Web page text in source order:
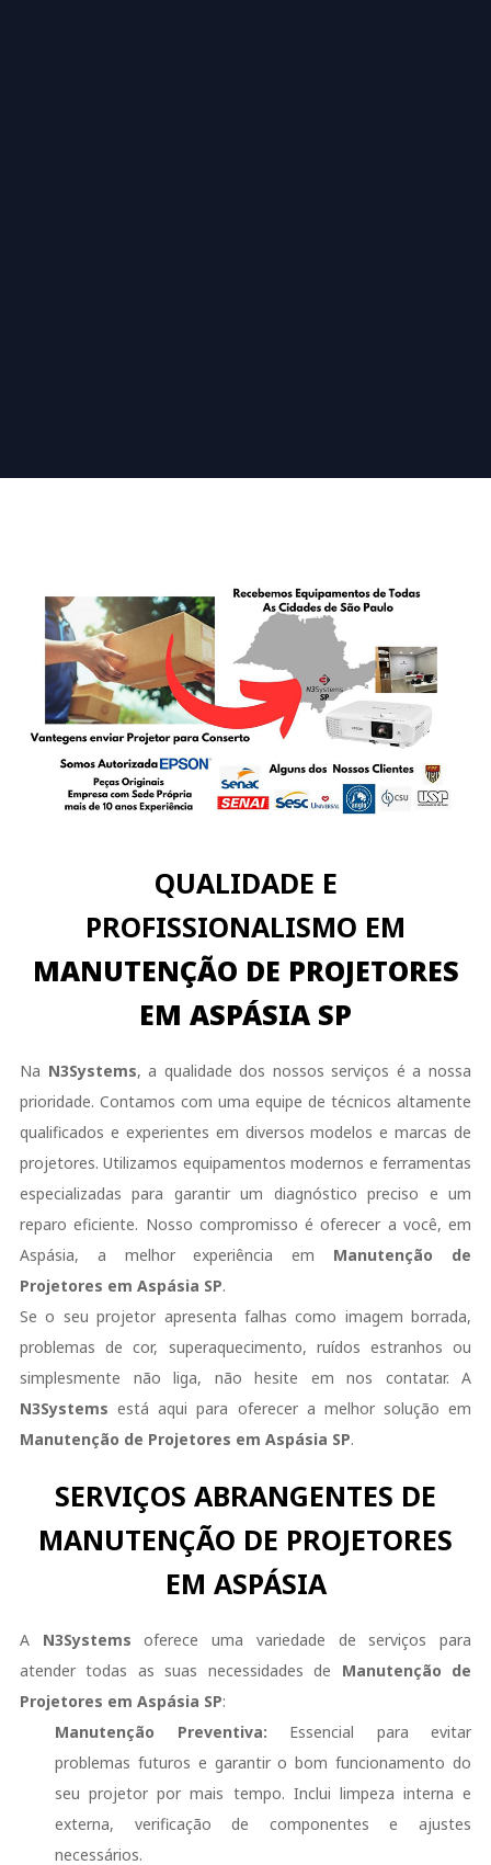
QUALIDADE E
PROFISSIONALISMO EM
MANUTENÇÃO DE PROJETORES
EM ASPÁSIA SP
Na N3Systems, a qualidade dos nossos serviços é a nossa
prioridade. Contamos com uma equipe de técnicos altamente
qualificados e experientes em diversos modelos e marcas de
projetores. Utilizamos equipamentos modernos e ferramentas
especializadas para garantir um diagnóstico preciso e um
reparo eficiente. Nosso compromisso é oferecer a você, em
Aspásia, a melhor experiência em Manutenção de
Projetores em Aspásia SP.
Se o seu projetor apresenta falhas como imagem borrada,
problemas de cor, superaquecimento, ruídos estranhos ou
simplesmente não liga, não hesite em nos contatar. A
N3Systems está aqui para oferecer a melhor solução em
Manutenção de Projetores em Aspásia SP.
SERVIÇOS ABRANGENTES DE
MANUTENÇÃO DE PROJETORES
EM ASPÁSIA
A N3Systems oferece uma variedade de serviços para
atender todas as suas necessidades de Manutenção de
Projetores em Aspásia SP:
Manutenção Preventiva: Essencial para evitar
problemas futuros e garantir o bom funcionamento do
seu projetor por mais tempo. Inclui limpeza interna e
externa, verificação de componentes e ajustes
necessários.